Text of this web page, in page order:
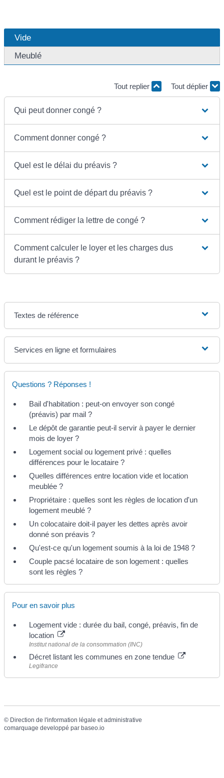
Vide
Meublé
Tout replier Tout déplier
Qui peut donner congé ?
Comment donner congé ?
Quel est le délai du préavis ?
Quel est le point de départ du préavis ?
Comment rédiger la lettre de congé ?
Comment calculer le loyer et les charges dus
durant le préavis ?
Textes de référence
Services en ligne et formulaires
Questions ? Réponses !
Bail d'habitation : peut-on envoyer son congé
(préavis) par mail ?
Le dépôt de garantie peut-il servir à payer le dernier
mois de loyer ?
Logement social ou logement privé : quelles
différences pour le locataire ?
Quelles différences entre location vide et location
meublée ?
Propriétaire : quelles sont les règles de location d'un
logement meublé ?
Un colocataire doit-il payer les dettes après avoir
donné son préavis ?
Qu'est-ce qu'un logement soumis à la loi de 1948 ?
Couple pacsé locataire de son logement : quelles
sont les règles ?
Pour en savoir plus
Logement vide : durée du bail, congé, préavis, fin de
location
Institut national de la consommation (INC)
Décret listant les communes en zone tendue
Legifrance
© Direction de l'information légale et administrative
comarquage developpé par baseo.io